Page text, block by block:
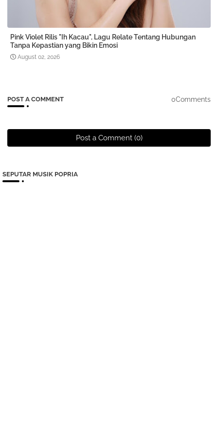
Pink Violet Rilis "Ih Kacau", Lagu Relate Tentang Hubungan
Tanpa Kepastian yang Bikin Emosi
August 02, 2026
POST A COMMENT 0Comments
Post a Comment (0)
SEPUTAR MUSIK POPRIA